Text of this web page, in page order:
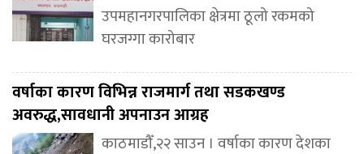
उपमहानगरपालिका क्षेत्रमा ठूलो रकमको
घरजग्गा कारोबार
वर्षाका कारण विभिन्न राजमार्ग तथा सडकखण्ड
अवरुद्ध,सावधानी अपनाउन आग्रह
काठमाडौँ,२२ साउन । वर्षाका कारण देशका